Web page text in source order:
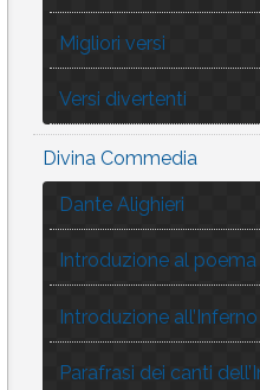
Migliori versi
Versi divertenti
Divina Commedia
Dante Alighieri
Introduzione al poema
Introduzione all’Inferno
Parafrasi dei canti